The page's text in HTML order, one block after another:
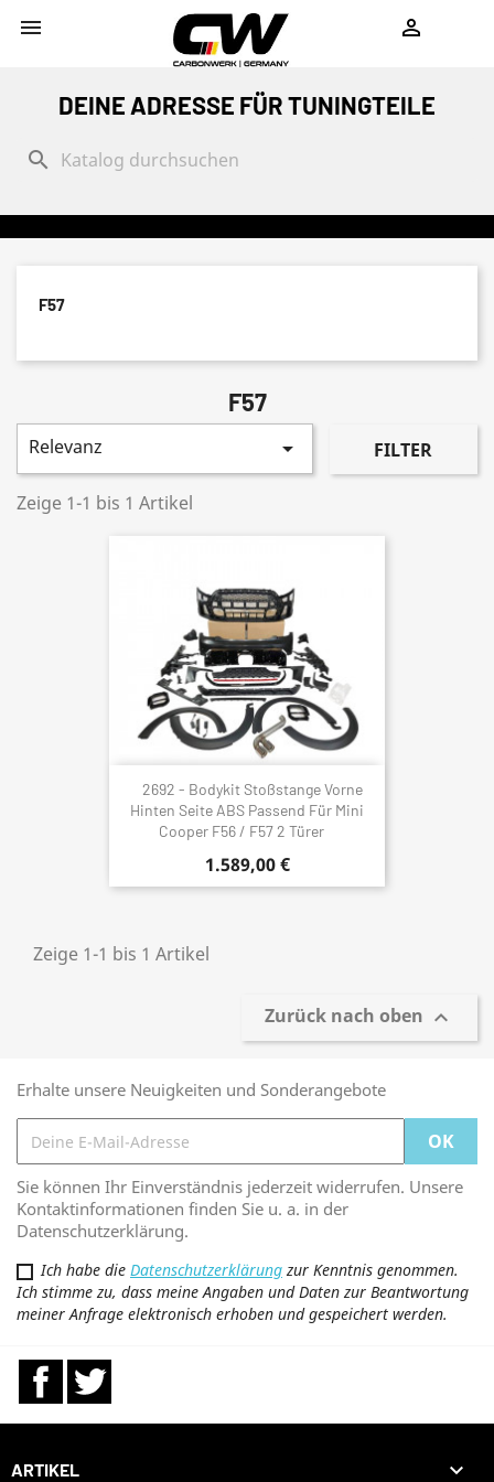
 
DEINE ADRESSE FÜR TUNINGTEILE
search
F57
F57
Relevanz  FILTER
Zeige 1-1 bis 1 Artikel
2692 - Bodykit Stoßstange Vorne
Hinten Seite ABS Passend Für Mini
Cooper F56 / F57 2 Türer
1.589,00 €
Zeige 1-1 bis 1 Artikel
Zurück nach oben 
Erhalte unsere Neuigkeiten und Sonderangebote
Sie können Ihr Einverständnis jederzeit widerrufen. Unsere
Kontaktinformationen finden Sie u. a. in der
Datenschutzerklärung.
Ich habe die Datenschutzerklärung zur Kenntnis genommen.
Ich stimme zu, dass meine Angaben und Daten zur Beantwortung
meiner Anfrage elektronisch erhoben und gespeichert werden.
Facebook
ARTIKEL 